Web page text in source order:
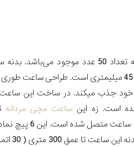
موجود می
باشد.
نارنجی با عرض قاب 45 میلیمتری است. طراحی
جذب می‏کند. در ساخت این ساعت
است. زه این ساعت مچی مردانه
متصل شده است. این 6 پیچ نمادی از مجموعه
می‌باشد.